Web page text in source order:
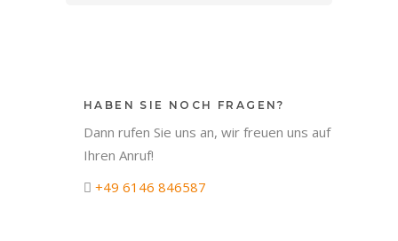
HABEN SIE NOCH FRAGEN?
Dann rufen Sie uns an, wir freuen uns auf
Ihren Anruf!
+49 6146 846587